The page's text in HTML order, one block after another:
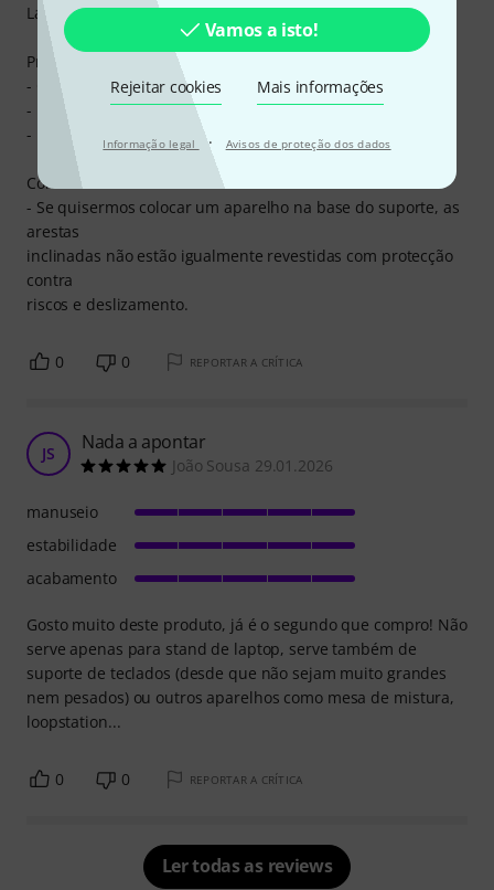
Vamos a isto!
Rejeitar cookies Mais informações
Informação legal · Avisos de proteção dos dados
Laptop)
Prós:
- Qualidade.
- Rebustez.
- Preço.
Contras:
- Se quisermos colocar um aparelho na base do suporte, as
arestas
inclinadas não estão igualmente revestidas com protecção
contra
riscos e deslizamento.
0 0 REPORTAR A CRÍTICA
JS Nada a apontar
João Sousa 29.01.2026
Gosto muito deste produto, já é o segundo que compro! Não
serve apenas para stand de laptop, serve também de
suporte de teclados (desde que não sejam muito grandes
nem pesados) ou outros aparelhos como mesa de mistura,
loopstation...
manuseio
estabilidade
acabamento
0 0 REPORTAR A CRÍTICA
Ler todas as reviews